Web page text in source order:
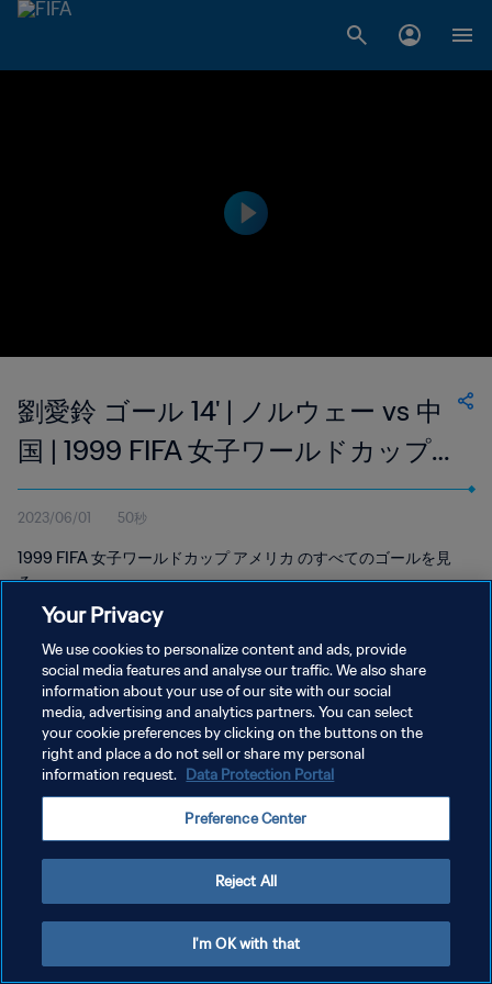
劉愛鈴 ゴール 14' | ノルウェー vs 中
国 | 1999 FIFA 女子ワールドカップ
アメリカ
2023/06/01 50秒
1999 FIFA 女子ワールドカップ アメリカ のすべてのゴールを見
る。
プライバシーポリシー
サービス利用規約
クッキー設定の管理
Your Privacy
We use cookies to personalize content and ads, provide
social media features and analyse our traffic. We also share
information about your use of our site with our social
media, advertising and analytics partners. You can select
your cookie preferences by clicking on the buttons on the
right and place a do not sell or share my personal
information request. Data Protection Portal
Preference Center
Reject All
I'm OK with that